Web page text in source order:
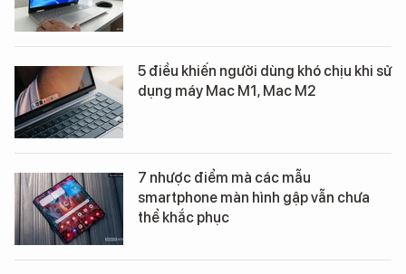
5 điều khiến người dùng khó chịu khi sử
dụng máy Mac M1, Mac M2
7 nhược điểm mà các mẫu
smartphone màn hình gập vẫn chưa
thể khắc phục